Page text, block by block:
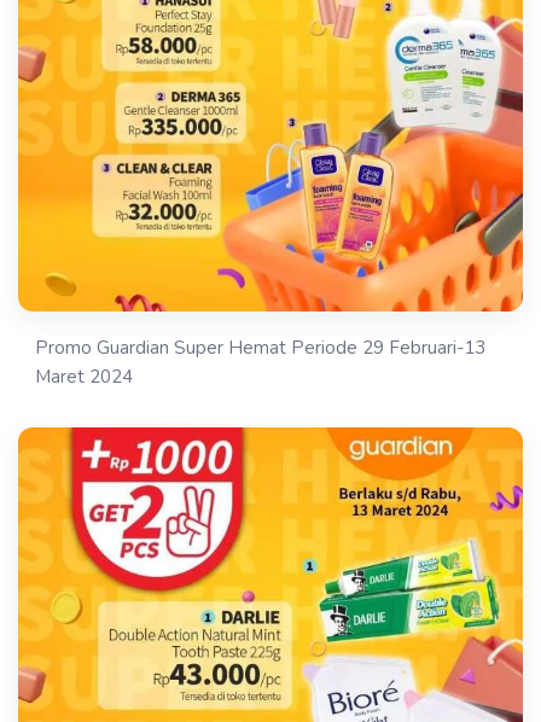
Promo Guardian Super Hemat Periode 29 Februari-13
Maret 2024